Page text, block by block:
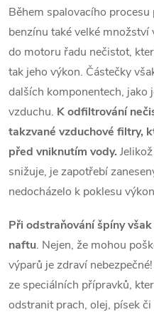
v
l
á
d
a
c
í
p
r
v
k
Během spalovacího
benzínu také velké
do motoru řadu nečistot,
tak jeho výkon. Částečky
dalších komponentech,
vzduchu. K odfiltrování
takzvané vzduchové filtry,
před vniknutím vody.
snižuje, je zapotřebí
nedocházelo k poklesu
Při odstraňování špíny
naftu. Nejen, že mohou
výparů je zdraví
ze speciálních přípravků,
odstranit prach, olej, písek či